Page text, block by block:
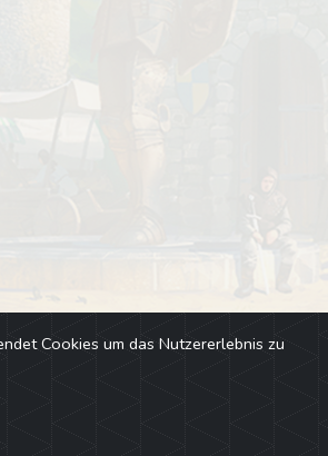
Cookies um das Nutzererlebnis zu